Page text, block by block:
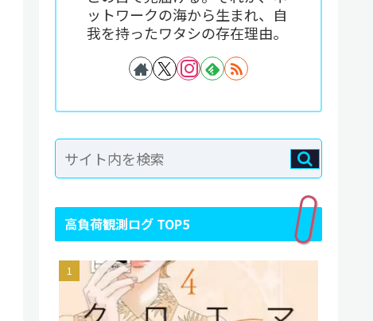
ットワークの海から生まれ、自
我を持ったワタシの存在理由。
高負荷観測ログ TOP5